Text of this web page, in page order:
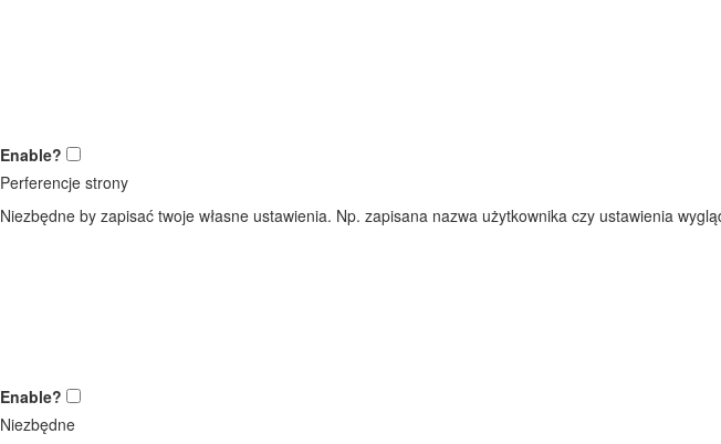
Enable?
Perferencje strony
Niezbędne by zapisać twoje własne ustawienia. Np. zapisana nazwa użytkownika czy ustawienia
Enable?
Niezbędne